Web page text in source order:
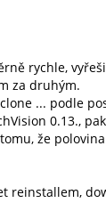
rychle,
za druhým.
... podle
0.13.,
že
reinstallem,